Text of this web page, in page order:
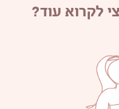
לקרוא עוד?